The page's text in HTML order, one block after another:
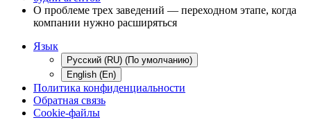
О проблеме трех заведений — переходном этапе, когда
компании нужно расширяться
Язык
Русский (RU) (По умолчанию)
English (En)
Политика конфиденциальности
Обратная связь
Cookie-файлы